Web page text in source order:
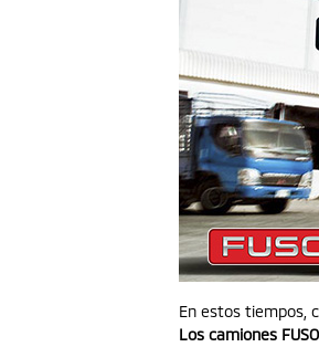
En estos tiempos,
Los camiones